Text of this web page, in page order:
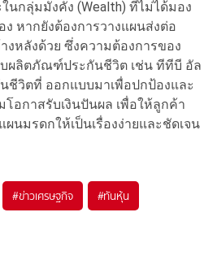
นกลุ่มมั่งคั่ง (Wealth) ที่ไม่ได้มอง
หากยังต้องการวางแผนส่งต่อ
หลังด้วย ซึ่งความต้องการของ
ผลิตภัณฑ์ประกันชีวิต เช่น ทีทีบี อัล
ชีวิตที่ ออกแบบมาเพื่อปกป้องและ
อกาสรับเงินปันผล เพื่อให้ลูกค้า
นมรดกให้เป็นเรื่องง่ายและชัดเจน
#ข่าวเศรษฐกิจ #ทันหุ้น